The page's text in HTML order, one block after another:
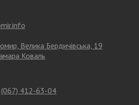
Велика Бердичівська, 19
Коваль
(067) 412-63-04